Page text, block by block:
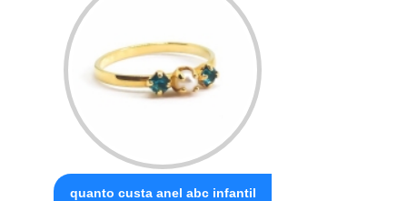
quanto custa anel abc infantil